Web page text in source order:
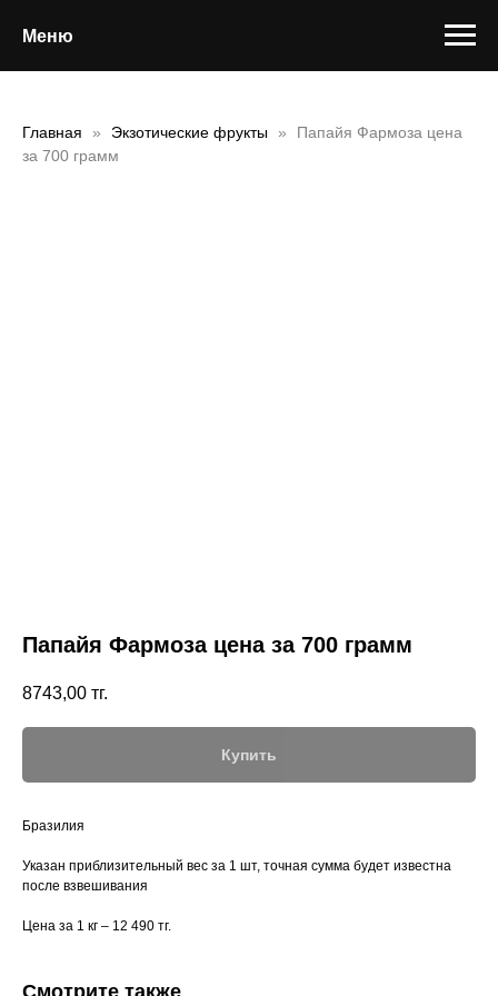
Меню
Главная Экзотические фрукты
Папайя Фармоза цена
за 700 грамм
Папайя Фармоза цена за 700 грамм
8743,00 тг.
Купить
Бразилия
Указан приблизительный вес за 1 шт, точная сумма будет известна
после взвешивания
Цена за 1 кг – 12 490 тг.